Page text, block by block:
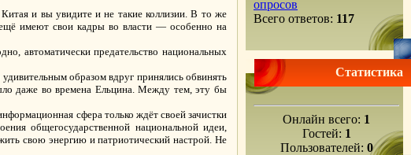
и вы увидите и не такие коллизии. В то же
имеют свои кадры во власти — особенно на
автоматически предательство национальных
образом вдруг принялись обвинять
даже во времена Ельцина. Между тем, эту бы
сфера только ждёт своей зачистки
общегосударственной национальной идеи,
свою энергию и патриотический настрой. Не
опросов
Всего ответов: 117
Статистика
Онлайн всего: 1
Гостей: 1
Пользователей: 0